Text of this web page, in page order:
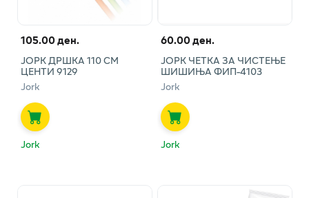
105.00 ден.
ЈОРК ДРШКА 110 СМ
ЦЕНТИ 9129
Jork
Jork
60.00 ден.
ЈОРК ЧЕТКА ЗА ЧИСТЕЊЕ
ШИШИЊА ФИП-4103
Jork
Jork